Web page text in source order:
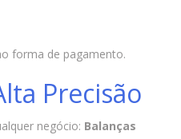
forma de pagamento.
Precisão
negócio: Balanças